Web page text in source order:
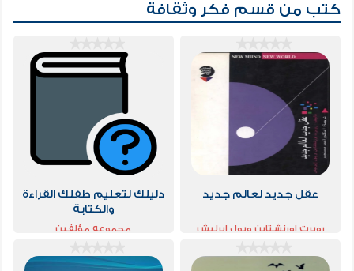
كتب من قسم فكر وثقافة
عقل جديد لعالم جديد
روبرت اورنشتاين وبول ايرليش
دليلك لتعليم طفلك القراءة
والكتابة
مجموعه مؤلفين